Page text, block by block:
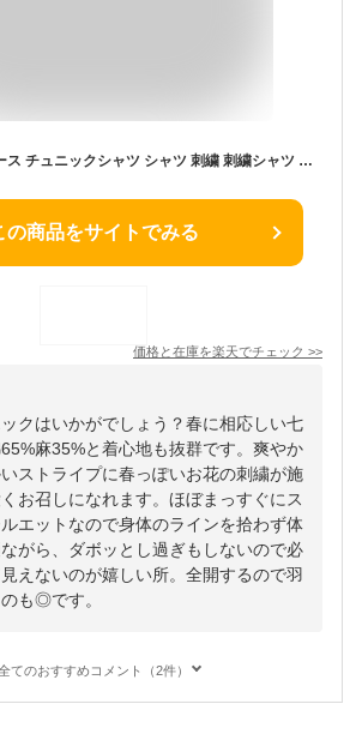
チュニック レディース チュニックシャツ シャツ 刺繍 刺繍シャツ 花刺繍 花柄 半袖 5分袖 ネイビー 夏服 春服 秋服 ミセス ミセスファッション 大人可愛い 30代 40代 50代 60代 サワアラモード sawaalamode otona 大人 kawaii 可愛い 洋服 かわいい服 mori 森ガール 婦人服
の商品をサイトでみる
価格と在庫を楽天でチェック >>
クはいかがでしょう？春に相応しい七
麻35%と着心地も抜群です。爽やか
ストライプに春っぽいお花の刺繍が施
お召しになれます。ほぼまっすぐにス
エットなので身体のラインを拾わず体
がら、ダボッとし過ぎもしないので必
えないのが嬉しい所。全開するので羽
も◎です。
てのおすすめコメント（2件）